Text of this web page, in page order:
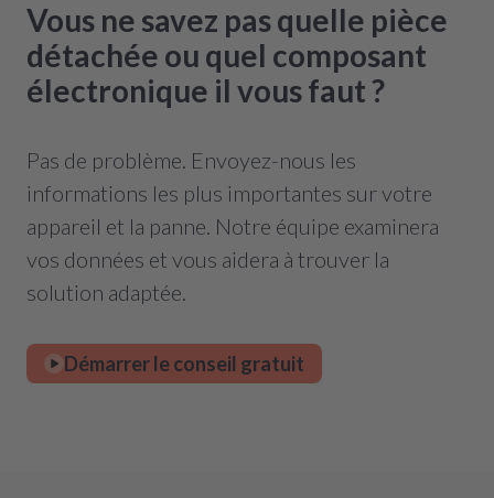
Vous ne savez pas quelle pièce
détachée ou quel composant
électronique il vous faut ?
Pas de problème. Envoyez-nous les
informations les plus importantes sur votre
appareil et la panne. Notre équipe examinera
vos données et vous aidera à trouver la
solution adaptée.
Démarrer le conseil gratuit